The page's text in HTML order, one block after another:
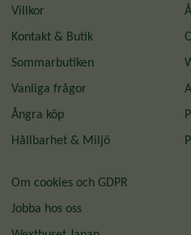
Villkor
Kontakt & Butik
Sommarbutiken
Vanliga frågor
Ångra köp
Hållbarhet & Miljö
Om cookies och GDPR
Jobba hos oss